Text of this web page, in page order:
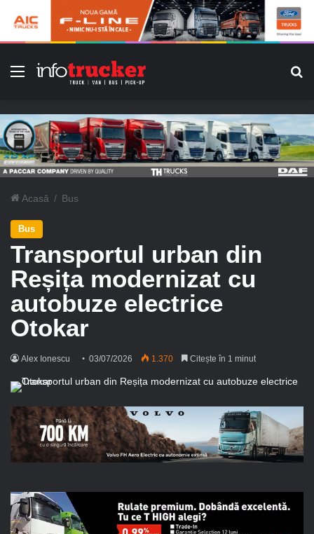
Meniu
Acasă / Bus
Bus
Transportul urban din
Reșița modernizat cu
autobuze electrice
Otokar
Alex Ionescu 03/07/2026 1.370 Citește în 1 minut